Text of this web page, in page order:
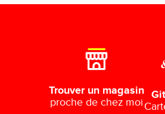
Trouver un magasin
proche de chez moi